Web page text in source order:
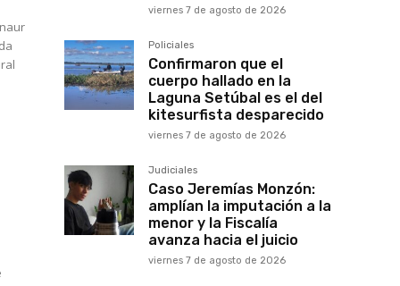
viernes 7 de agosto de 2026
Policiales
Confirmaron que el
cuerpo hallado en la
Laguna Setúbal es el del
kitesurfista desparecido
viernes 7 de agosto de 2026
Judiciales
Caso Jeremías Monzón:
amplían la imputación a la
menor y la Fiscalía
avanza hacia el juicio
viernes 7 de agosto de 2026